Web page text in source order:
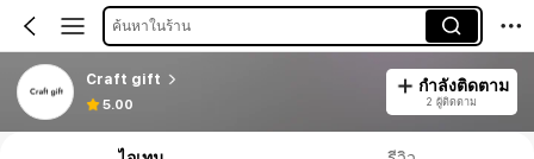
ค้นหาในร้าน
Craft gift
5.00
กำลังติดตาม
2 ผู้ติดตาม